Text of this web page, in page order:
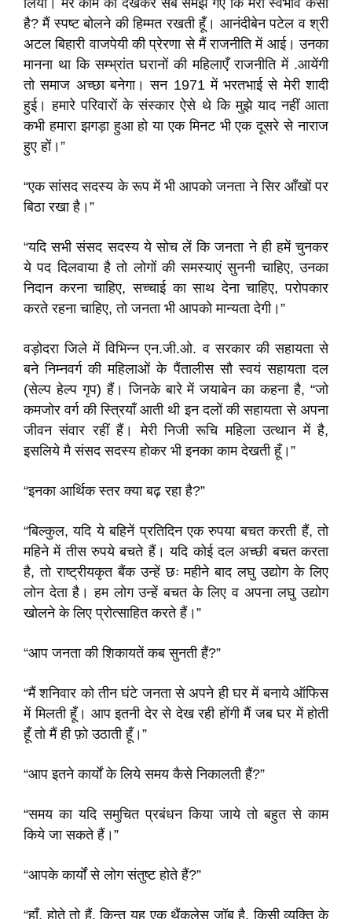
लिया। मेरे काम को देखकर सब समझ गए कि मेरा स्वभाव कैसा
है? मैं स्पष्ट बोलने की हिम्मत रखती हूँ। आनंदीबेन पटेल व श्री
अटल बिहारी वाजपेयी की प्रेरणा से मैं राजनीति में आई। उनका
मानना था कि सम्भ्रांत घरानों की महिलाएँ राजनीति में .आयेंगी
तो समाज अच्छा बनेगा। सन 1971 में भरतभाई से मेरी शादी
हुई। हमारे परिवारों के संस्कार ऐसे थे कि मुझे याद नहीं आता
कभी हमारा झगड़ा हुआ हो या एक मिनट भी एक दूसरे से नाराज
हुए हों।”
“एक सांसद सदस्य के रूप में भी आपको जनता ने सिर आँखों पर
बिठा रखा है।”
“यदि सभी संसद सदस्य ये सोच लें कि जनता ने ही हमें चुनकर
ये पद दिलवाया है तो लोगों की समस्याएं सुननी चाहिए, उनका
निदान करना चाहिए, सच्चाई का साथ देना चाहिए, परोपकार
करते रहना चाहिए, तो जनता भी आपको मान्यता देगी।”
वड़ोदरा जिले में विभिन्न एन.जी.ओ. व सरकार की सहायता से
बने निम्नवर्ग की महिलाओं के पैंतालीस सौ स्वयं सहायता दल
(सेल्प हेल्प गृप) हैं। जिनके बारे में जयाबेन का कहना है, “जो
कमजोर वर्ग की स्त्रियाँ आती थी इन दलों की सहायता से अपना
जीवन संवार रहीं हैं। मेरी निजी रूचि महिला उत्थान में है,
इसलिये मै संसद सदस्य होकर भी इनका काम देखती हूँ।”
“इनका आर्थिक स्तर क्या बढ़ रहा है?”
“बिल्कुल, यदि ये बहिनें प्रतिदिन एक रुपया बचत करती हैं, तो
महिने में तीस रुपये बचते हैं। यदि कोई दल अच्छी बचत करता
है, तो राष्ट्रीयकृत बैंक उन्हें छः महीने बाद लघु उद्योग के लिए
लोन देता है। हम लोग उन्हें बचत के लिए व अपना लघु उद्योग
खोलने के लिए प्रोत्साहित करते हैं।”
“आप जनता की शिकायतें कब सुनती हैं?”
“मैं शनिवार को तीन घंटे जनता से अपने ही घर में बनाये ऑफिस
में मिलती हूँ। आप इतनी देर से देख रही होंगी मैं जब घर में होती
हूँ तो मैं ही फ़ो उठाती हूँ।”
“आप इतने कार्यों के लिये समय कैसे निकालती हैं?”
“समय का यदि समुचित प्रबंधन किया जाये तो बहुत से काम
किये जा सकते हैं।”
“आपके कार्यों से लोग संतुष्ट होते हैं?”
“हाँ, होते तो हैं, किन्तु यह एक थैंकलेस जॉब है, किसी व्यक्ति के